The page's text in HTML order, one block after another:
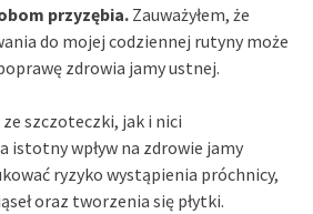
przyzębia. Zauważyłem, że
do mojej codziennej rutyny może
zdrowia jamy ustnej.
szczoteczki, jak i nici
istotny wpływ na zdrowie jamy
ryzyko wystąpienia próchnicy,
oraz tworzenia się płytki.